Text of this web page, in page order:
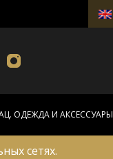
ОДЕЖДА И АКСЕССУАРЫ
сетях.